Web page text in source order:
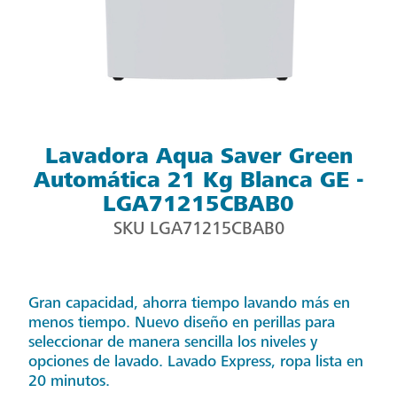
Lavadora Aqua Saver Green
Automática 21 Kg Blanca GE -
LGA71215CBAB0
SKU LGA71215CBAB0
Gran capacidad, ahorra tiempo lavando más en
menos tiempo. Nuevo diseño en perillas para
seleccionar de manera sencilla los niveles y
opciones de lavado. Lavado Express, ropa lista en
20 minutos.